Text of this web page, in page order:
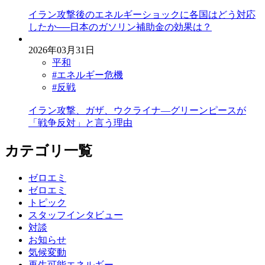
イラン攻撃後のエネルギーショックに各国はどう対応
したか──日本のガソリン補助金の効果は？
2026年03月31日
平和
#エネルギー危機
#反戦
イラン攻撃、ガザ、ウクライナ―グリーンピースが
「戦争反対」と言う理由
カテゴリ一覧
ゼロエミ
ゼロエミ
トピック
スタッフインタビュー
対談
お知らせ
気候変動